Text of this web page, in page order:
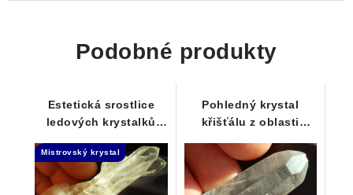
Podobné produkty
Estetická srostlice
ledových krystalků
podložce
Mistrovský krystal
Pohledný krystal
křišťálu z oblasti